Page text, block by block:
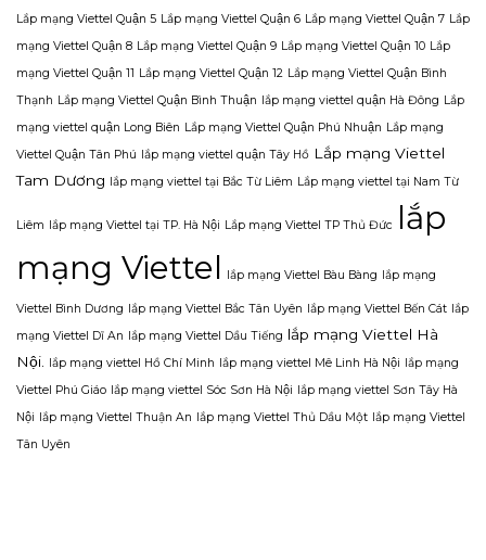
Tín
2026
Lắp mạng Viettel Quận 5 Lắp mạng Viettel Quận 6 Lắp mạng Viettel Quận 7 Lắp
mạng Viettel Quận 8 Lắp mạng Viettel Quận 9 Lắp mạng Viettel Quận 10 Lắp
mạng Viettel Quận 11 Lắp mạng Viettel Quận 12 Lắp mạng Viettel Quận Bình
Thạnh Lắp mạng Viettel Quận Bình Thuận lắp mạng viettel quận Hà Đông Lắp
mạng viettel quận Long Biên Lắp mạng Viettel Quận Phú Nhuận Lắp mạng
Viettel Quận Tân Phú lắp mạng viettel quận Tây Hồ Lắp mạng Viettel
Tam Dương lắp mạng viettel tại Bắc Từ Liêm Lắp mạng viettel tại Nam Từ
Liêm lắp mạng Viettel tại TP. Hà Nội Lắp mạng Viettel TP Thủ Đức
lắp
mạng Viettel lắp mạng Viettel Bàu Bàng lắp mạng
Viettel Bình Dương lắp mạng Viettel Bắc Tân Uyên lắp mạng Viettel Bến Cát lắp
mạng Viettel Dĩ An lắp mạng Viettel Dầu Tiếng lắp mạng Viettel Hà
Nội.
lắp mạng viettel Hồ Chí Minh lắp mạng viettel Mê Linh Hà Nội lắp mạng
Viettel Phú Giáo lắp mạng viettel Sóc Sơn Hà Nội lắp mạng viettel Sơn Tây Hà
Nội lắp mạng Viettel Thuận An lắp mạng Viettel Thủ Dầu Một lắp mạng Viettel
Tân Uyên